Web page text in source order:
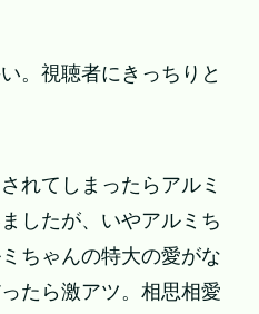
。視聴者にきっちりと
れてしまったらアルミ
したが、いやアルミち
ちゃんの特大の愛がな
たら激アツ。相思相愛